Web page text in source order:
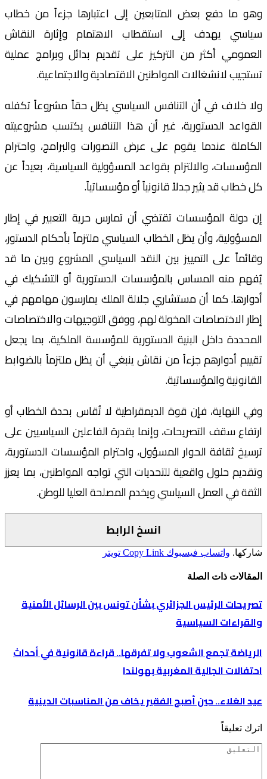
وهو ما دفع بعض المتابعين إلى اعتبارها جزءاً من خطاب
سياسي يهدف إلى استقطاب الاهتمام وإثارة النقاش
العمومي أكثر من التركيز على تقديم بدائل وبرامج عملية
تستجيب لانشغالات المواطنين الاقتصادية والاجتماعية.
ولا خلاف في أن التنافس السياسي يظل حقاً مشروعاً تكفله
القواعد الدستورية، غير أن هذا التنافس يكتسب مشروعيته
الكاملة عندما يقوم على عرض التصورات والبرامج، واحترام
المؤسسات، والالتزام بقواعد المسؤولية السياسية، بعيداً عن
كل خطاب قد يثير جدلاً قانونياً أو مؤسساتياً.
إن دولة المؤسسات تقتضي أن تمارس حرية التعبير في إطار
المسؤولية، وأن يظل الخطاب السياسي ملتزماً بأحكام الدستور،
وقائماً على التمييز بين النقد السياسي المشروع وبين ما قد
يُفهم منه المساس بالمؤسسات الدستورية أو التشكيك في
أدوارها. كما أن مستشاري جلالة الملك يمارسون مهامهم في
إطار الاختصاصات المخولة لهم، ووفق التوجيهات والاختصاصات
المحددة داخل البنية الدستورية للمؤسسة الملكية، بما يجعل
تقييم أدوارهم جزءاً من نقاش ينبغي أن يظل ملتزماً بالضوابط
القانونية والمؤسساتية.
وفي النهاية، فإن قوة الديمقراطية لا تُقاس بحدة الخطاب أو
ارتفاع سقف التصريحات، وإنما بقدرة الفاعلين السياسيين على
ترسيخ ثقافة الحوار المسؤول، واحترام المؤسسات الدستورية،
وتقديم حلول واقعية للتحديات التي تواجه المواطنين، بما يعزز
الثقة في العمل السياسي ويخدم المصلحة العليا للوطن.
انسخ الرابط
شاركها. واتساب فيسبوك Copy Link تويتر
المقالات ذات الصلة
تصريحات الرئيس الجزائري بشأن تونس بين الرسائل الأمنية
والقراءات السياسية
الرياضة تجمع الشعوب ولا تفرقها.. قراءة قانونية في أحداث
احتفالات الجالية المغربية بهولندا
عيد الغلاء.. حين أصبح الفقير يخاف من المناسبات الدينية
اترك تعليقاً